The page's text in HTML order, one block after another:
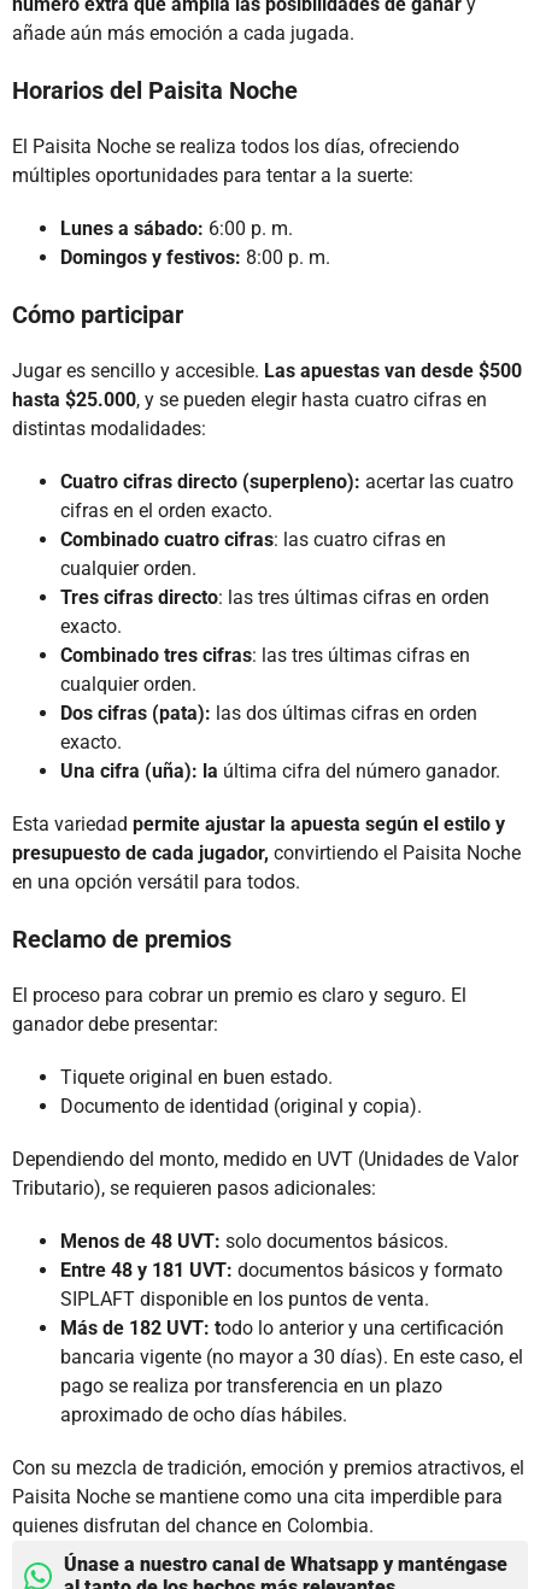
añade aún más emoción a cada jugada.
Horarios del Paisita Noche
El Paisita Noche se realiza todos los días, ofreciendo
múltiples oportunidades para tentar a la suerte:
Lunes a sábado: 6:00 p. m.
Domingos y festivos: 8:00 p. m.
Cómo participar
Jugar es sencillo y accesible. Las apuestas van desde $500
hasta $25.000, y se pueden elegir hasta cuatro cifras en
distintas modalidades:
Cuatro cifras directo (superpleno): acertar las cuatro
cifras en el orden exacto.
Combinado cuatro cifras: las cuatro cifras en
cualquier orden.
Tres cifras directo: las tres últimas cifras en orden
exacto.
Combinado tres cifras: las tres últimas cifras en
cualquier orden.
Dos cifras (pata): las dos últimas cifras en orden
exacto.
Una cifra (uña): la última cifra del número ganador.
Esta variedad permite ajustar la apuesta según el estilo y
presupuesto de cada jugador, convirtiendo el Paisita Noche
en una opción versátil para todos.
Reclamo de premios
El proceso para cobrar un premio es claro y seguro. El
ganador debe presentar:
Tiquete original en buen estado.
Documento de identidad (original y copia).
Dependiendo del monto, medido en UVT (Unidades de Valor
Tributario), se requieren pasos adicionales:
Menos de 48 UVT: solo documentos básicos.
Entre 48 y 181 UVT: documentos básicos y formato
SIPLAFT disponible en los puntos de venta.
Más de 182 UVT: todo lo anterior y una certificación
bancaria vigente (no mayor a 30 días). En este caso, el
pago se realiza por transferencia en un plazo
aproximado de ocho días hábiles.
Con su mezcla de tradición, emoción y premios atractivos, el
Paisita Noche se mantiene como una cita imperdible para
quienes disfrutan del chance en Colombia.
Únase a nuestro canal de Whatsapp y manténgase